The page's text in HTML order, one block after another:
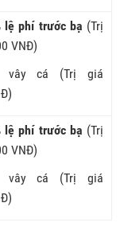
lệ phí trước bạ (Trị
VNĐ)
cá (Trị giá
lệ phí trước bạ (Trị
VNĐ)
cá (Trị giá